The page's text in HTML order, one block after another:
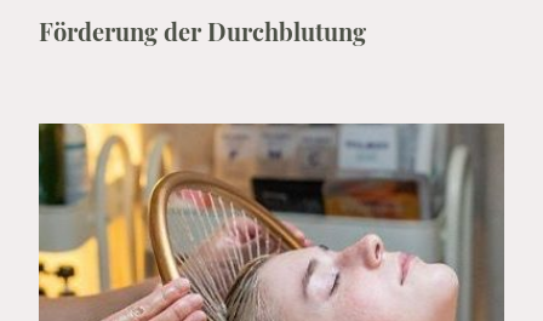
Förderung der Durchblutung